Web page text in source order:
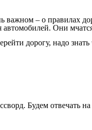
важном – о правилах
Они
дорогу, надо
Будем отвечать